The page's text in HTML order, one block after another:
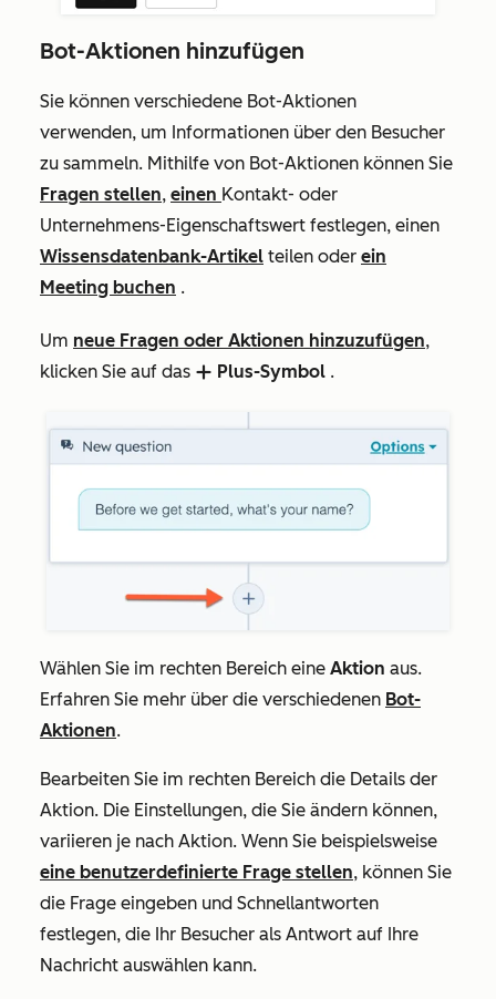
Bot-Aktionen hinzufügen
Sie können verschiedene Bot-Aktionen
verwenden, um Informationen über den Besucher
zu sammeln. Mithilfe von Bot-Aktionen können Sie
Fragen stellen, einen Kontakt- oder
Unternehmens-Eigenschaftswert festlegen, einen
Wissensdatenbank-Artikel teilen oder ein
Meeting buchen .
Um neue Fragen oder Aktionen hinzuzufügen,
klicken Sie auf das add Plus-Symbol .
Wählen Sie im rechten Bereich eine Aktion aus.
Erfahren Sie mehr über die verschiedenen Bot-
Aktionen.
Bearbeiten Sie im rechten Bereich die Details der
Aktion. Die Einstellungen, die Sie ändern können,
variieren je nach Aktion. Wenn Sie beispielsweise
eine benutzerdefinierte Frage stellen, können Sie
die Frage eingeben und Schnellantworten
festlegen, die Ihr Besucher als Antwort auf Ihre
Nachricht auswählen kann.